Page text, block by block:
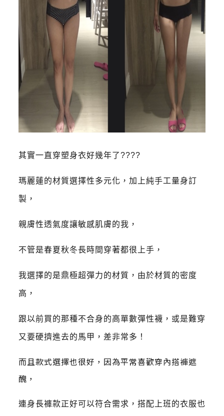
其實一直穿塑身衣好幾年了????
瑪麗蓮的材質選擇性多元化，加上純手工量身訂
製，
親膚性透氣度讓敏感肌膚的我，
不管是春夏秋冬長時間穿著都很上手，
我選擇的是鼎極超彈力的材質，由於材質的密度
高，
跟以前買的那種不合身的高單數彈性襪，或是難穿
又要硬擠進去的馬甲，差非常多！
而且款式選擇也很好，因為平常喜歡穿內搭褲遮
醜，
連身長褲款正好可以符合需求，搭配上班的衣服也